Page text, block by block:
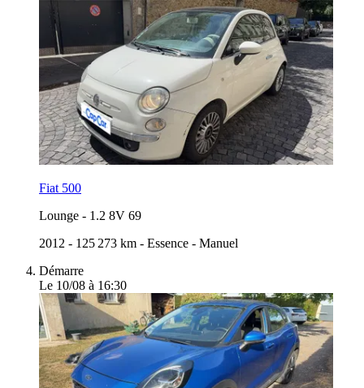
Fiat 500
Lounge - 1.2 8V 69
2012 - 125 273 km - Essence - Manuel
Démarre
Le 10/08 à 16:30